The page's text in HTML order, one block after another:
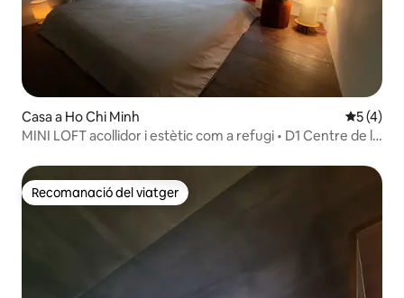
Casa a Ho Chi Minh 5 de
5 (4)
MINI LOFT acollidor i estètic com a refugi • D1 Centre de la
Recomanació del viatger
Recomanació del viatger